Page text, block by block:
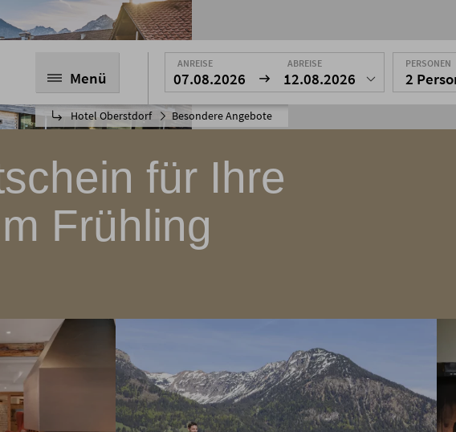
Menü
Hotel Oberstdorf Besondere Angebote
ANREISE
07.08.2026
ABREISE
12.08.2026
PERSONEN
2
für Ihre
Frühling